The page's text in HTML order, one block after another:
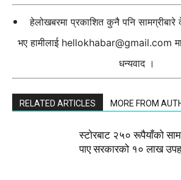
हेलोखबरमा प्रकाशित कुनै पनि
भए हामीलाई hellokhabar@gmail.com
धन्यवाद ।
RELATED ARTICLES MORE FROM
स्टाेरबाट २५० रूपैयाँको
पाए सरकारको १० लाख